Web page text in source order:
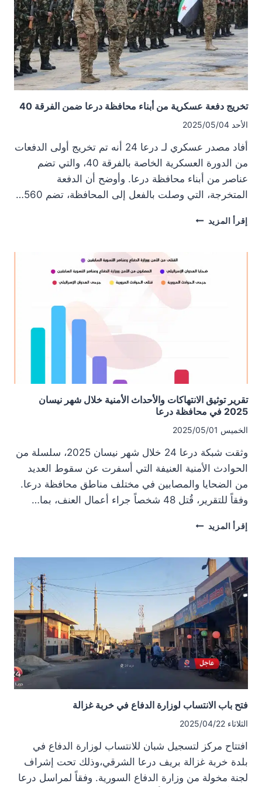
تخريج دفعة عسكرية من أبناء محافظة درعا ضمن الفرقة 40
الأحد 2025/05/04
أفاد مصدر عسكري لـ درعا 24 أنه تم تخريج أولى الدفعات
من الدورة العسكرية الخاصة بالفرقة 40، والتي تضم
عناصر من أبناء محافظة درعا. وأوضح أن الدفعة
المتخرجة، التي وصلت بالفعل إلى المحافظة، تضم 560…
إقرأ المزيد تخريج
أبناء
محافظة
ضمن
تقرير توثيق الانتهاكات والأحداث الأمنية خلال شهر نيسان
2025 في محافظة درعا
الخميس 2025/05/01
وثقت شبكة درعا 24 خلال شهر نيسان 2025، سلسلة من
الحوادث الأمنية العنيفة التي أسفرت عن سقوط العديد
من الضحايا والمصابين في مختلف مناطق محافظة درعا.
وفقاً للتقرير، قُتل 48 شخصاً جراء أعمال العنف، بما…
إقرأ المزيد تقرير
والأحداث
الأمنية
خلال
شهر
نيسان
2025
في
محافظة
درعا
فتح باب الانتساب لوزارة الدفاع في خربة غزالة
الثلاثاء 2025/04/22
افتتاح مركز لتسجيل شبان للانتساب لوزارة الدفاع في
بلدة خربة غزالة بريف درعا الشرقي،وذلك تحت إشراف
لجنة مخولة من وزارة الدفاع السورية. وفقاً لمراسل درعا